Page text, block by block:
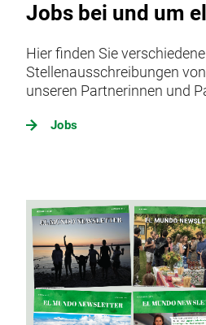
Jobs bei und um
Hier finden Sie
Stellenausschreibungen
unseren Partnerinnen und
Jobs